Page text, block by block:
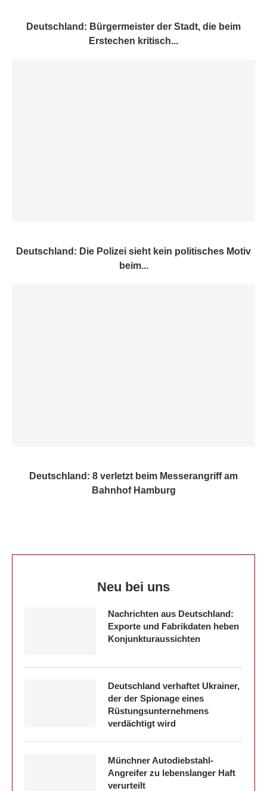
Deutschland: Bürgermeister der Stadt, die beim
Erstechen kritisch...
Deutschland: Die Polizei sieht kein politisches Motiv
beim...
Deutschland: 8 verletzt beim Messerangriff am
Bahnhof Hamburg
Neu bei uns
Nachrichten aus Deutschland:
Exporte und Fabrikdaten heben
Konjunkturaussichten
Deutschland verhaftet Ukrainer,
der der Spionage eines
Rüstungsunternehmens
verdächtigt wird
Münchner Autodiebstahl-
Angreifer zu lebenslanger Haft
verurteilt